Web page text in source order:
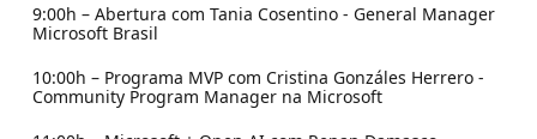
9:00h – Abertura com Tania Cosentino - General Manager
Microsoft Brasil
10:00h – Programa MVP com Cristina Gonzáles Herrero -
Community Program Manager na Microsoft